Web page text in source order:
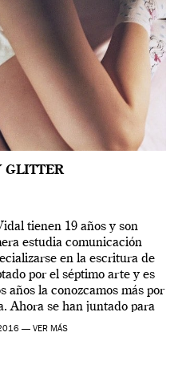
GLITTER
tienen 19 años y son
estudia comunicación
en la escritura de
por el séptimo arte y es
años la conozcamos más por
Ahora se han juntado para
una […]
— VER MÁS